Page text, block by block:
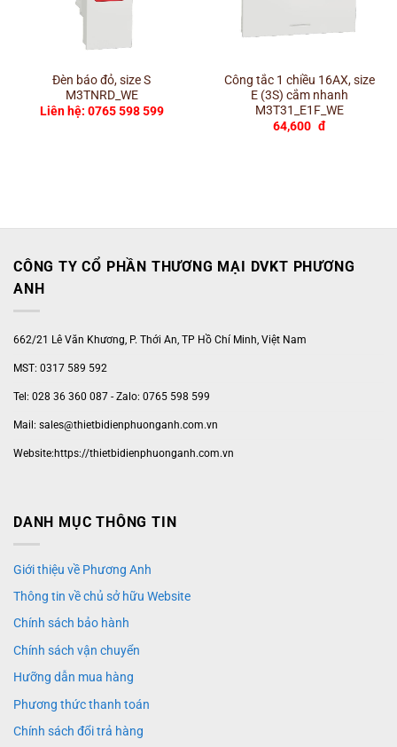
Đèn báo đỏ, size S
M3TNRD_WE
Liên hệ: 0765 598 599
Công tắc 1 chiều 16AX, size
E (3S) cắm nhanh
M3T31_E1F_WE
64,600 đ
CÔNG TY CỔ PHẦN THƯƠNG MẠI DVKT PHƯƠNG
ANH
662/21 Lê Văn Khương, P. Thới An, TP Hồ Chí Minh, Việt Nam
MST: 0317 589 592
Tel: 028 36 360 087 - Zalo: 0765 598 599
Mail: sales@thietbidienphuonganh.com.vn
Website:https://thietbidienphuonganh.com.vn
DANH MỤC THÔNG TIN
Giới thiệu về Phương Anh
Thông tin về chủ sở hữu Website
Chính sách bảo hành
Chính sách vận chuyển
Hưỡng dẫn mua hàng
Phương thức thanh toán
Chính sách đổi trả hàng